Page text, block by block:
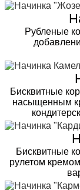
Рубленые
Бисквитные
насыщенным
Бисквитные
рулетом